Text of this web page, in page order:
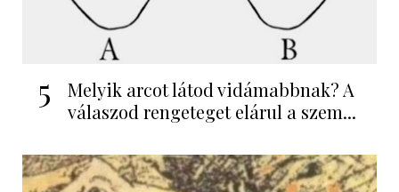
5
Melyik arcot látod vidámabbnak? A
válaszod rengeteget elárul a szem...